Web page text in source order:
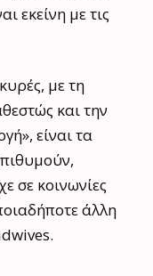
εκείνη με τις
με τη
και την
είναι τα
σε κοινωνίες
άλλη